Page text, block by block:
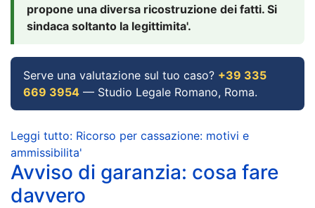
propone una diversa ricostruzione dei fatti. Si
sindaca soltanto la legittimita'.
Serve una valutazione sul tuo caso? +39 335
669 3954 — Studio Legale Romano, Roma.
Leggi tutto: Ricorso per cassazione: motivi e
ammissibilita'
Avviso di garanzia: cosa fare
davvero